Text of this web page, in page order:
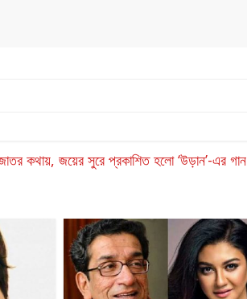
কথায়, জয়ের সুরে প্রকাশিত হলো ‘উড়ান’-এর গান